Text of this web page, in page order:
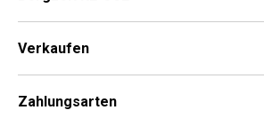
Verkaufen
Zahlungsarten